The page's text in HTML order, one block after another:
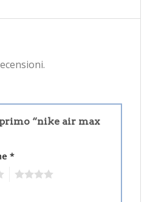
“nike air max
*